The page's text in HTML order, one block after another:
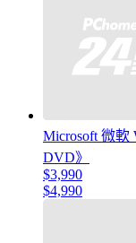
Microsoft 微軟
DVD》
$3,990
$4,990